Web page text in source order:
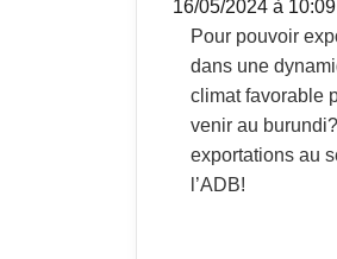
16/05/2024 à 10:09
Pour pouvoir exporter, il faut d’abord produire et pour produire le burundi doit se mettre
dans une
climat favorable
venir au
exportations au
l’ADB!